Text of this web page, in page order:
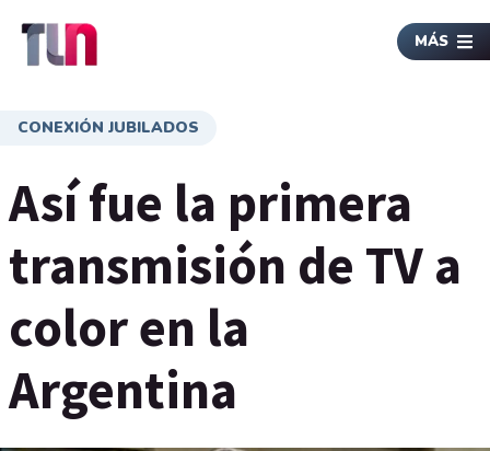
MÁS
CONEXIÓN JUBILADOS
Así fue la primera
transmisión de TV a
color en la
Argentina